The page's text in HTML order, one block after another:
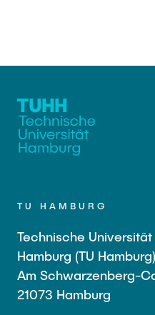
TU HAMBURG
Technische Universität
Hamburg (TU Hamburg)
Am Schwarzenberg-
21073 Hamburg